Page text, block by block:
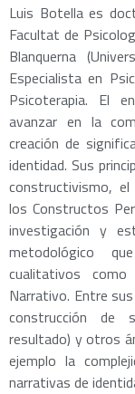
Luis Botella es
Facultat de
Blanquerna
Especialista en
Psicoterapia. El
avanzar en la
creación de
identidad. Sus
constructivismo,
los Constructos
investigación y
metodológico
cualitativos
Narrativo. Entre
construcción de
resultado) y otros
ejemplo la
narrativas de